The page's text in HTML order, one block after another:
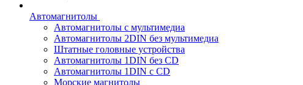
Автомагнитолы
Автомагнитолы с мультимедиа
Автомагнитолы 2DIN без мультимедиа
Штатные головные устройства
Автомагнитолы 1DIN без CD
Автомагнитолы 1DIN с CD
Морские магнитолы